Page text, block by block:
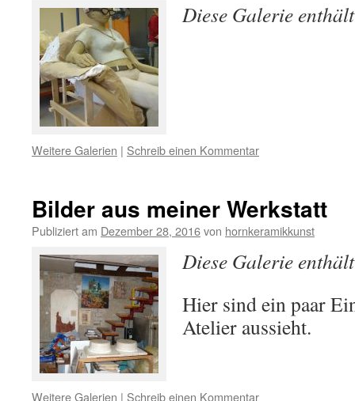
Diese Galerie
Weitere Galerien | Schreib einen Kommentar
Bilder aus meiner Werkstatt
Publiziert am Dezember 28, 2016von hornkeramikkunst
Diese Galerie
Hier sind ein paar
Atelier aussieht.
Weitere Galerien | Schreib einen Kommentar